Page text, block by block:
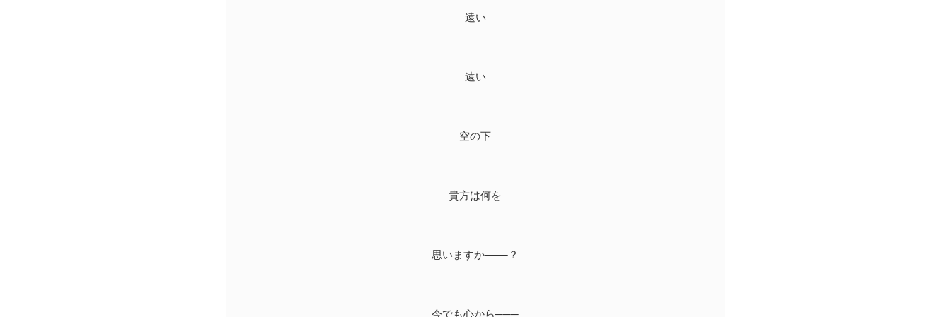
遠い
遠い
空の下
貴方は何を
思いますか───？
今でも心から───